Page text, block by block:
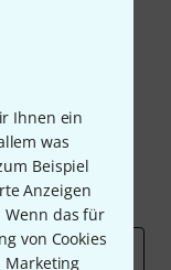
Ihnen ein
was
Beispiel
Anzeigen
Wenn das für
von Cookies
Marketing
mit
jeweils
Thomann Insights